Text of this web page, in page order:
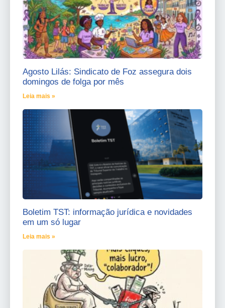
Agosto Lilás: Sindicato de Foz assegura dois
domingos de folga por mês
Leia mais »
Boletim TST: informação jurídica e novidades
em um só lugar
Leia mais »